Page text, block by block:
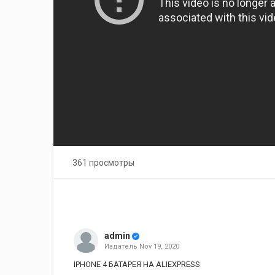
361 просмотры
admin
Издатель Nov 19, 2020
IPHONE 4 БАТАРЕЯ НА ALIEXPRESS